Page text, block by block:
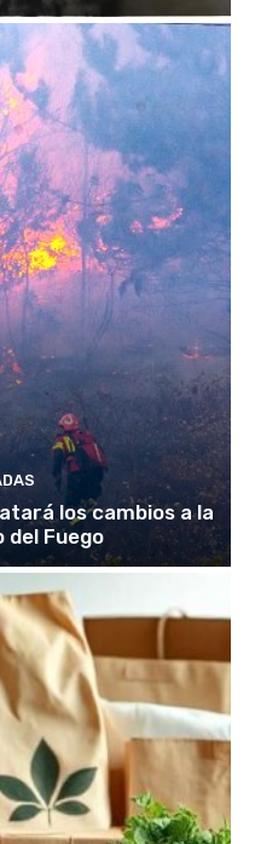
los cambios a la
del Fuego